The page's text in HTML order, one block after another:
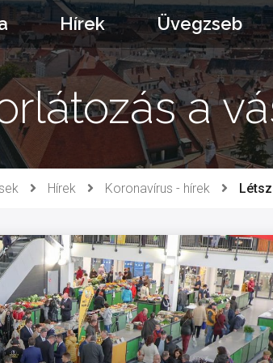
Hírek Üvegzseb
a
Hírek Koronavírus - hírek